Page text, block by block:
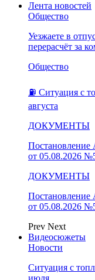
Лента новостей
Общество
Уезжаете в
перерасчёт за
Общество
⛽️ Ситуация с
августа
ДОКУМЕНТЫ
от 05.08.2026
ДОКУМЕНТЫ
от 05.08.2026
Prev Next
Видеосюжеты
Новости
Ситуация с
июля